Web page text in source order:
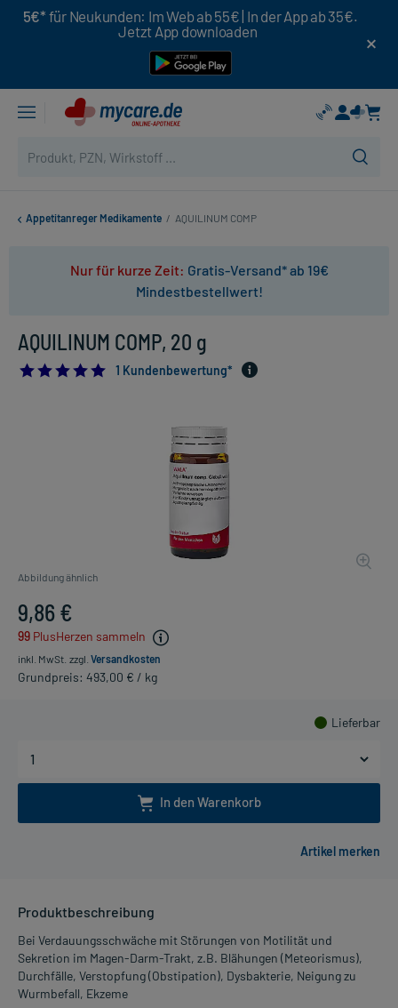
5€* für Neukunden: Im Web ab 55€ | In der App ab 35€.
Jetzt App downloaden
Appetitanreger Medikamente / AQUILINUM COMP
Nur für kurze Zeit: Gratis-Versand* ab 19€
Mindestbestellwert!
AQUILINUM COMP, 20 g
5.01 Kundenbewertung*
Abbildung ähnlich
9,86 €
99 PlusHerzen sammeln
inkl. MwSt. zzgl. Versandkosten
Grundpreis: 493,00 € / kg
Lieferbar
In den Warenkorb
Produktbeschreibung
Bei Verdauungsschwäche mit Störungen von Motilität und
Sekretion im Magen-Darm-Trakt, z.B. Blähungen (Meteorismus),
Durchfälle, Verstopfung (Obstipation), Dysbakterie, Neigung zu
Wurmbefall, Ekzeme